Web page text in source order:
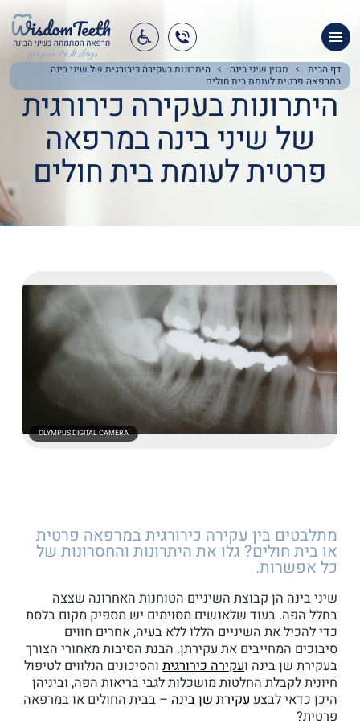
דף הבית מגזין שיני בינה
היתרונות בעקירה כירורגית של שיני בינה
במרפאה פרטית לעומת בית חולים
היתרונות בעקירה כירורגית
של שיני בינה במרפאה
פרטית לעומת בית חולים
OLYMPUS DIGITAL CAMERA
מתלבטים בין עקירה כירורגית במרפאה פרטית
או בית חולים? גלו את היתרונות והחסרונות של
כל אפשרות.
שיני בינה הן קבוצת השיניים הטוחנות האחרונה שצצה
בחלל הפה. בעוד שלאנשים מסוימים יש מספיק מקום בלסת
כדי להכיל את השיניים הללו ללא בעיה, אחרים חווים
סיבוכים המחייבים את עקירתן. הבנת הסיבות מאחורי הצורך
בעקירת שן בינה ועקירה כירורגיתוהסיכונים הנלווים לטיפול
חיונית לקבלת החלטות מושכלות לגבי בריאות הפה, וביניהן
היכן כדאי לבצעעקירת שן בינה– בבית החולים או במרפאה
פרטית?
מומחה פה ולסת
אודות המרפאה
שירותי המרפאה
שירותי פה ולסת
מגזין שיני בינה